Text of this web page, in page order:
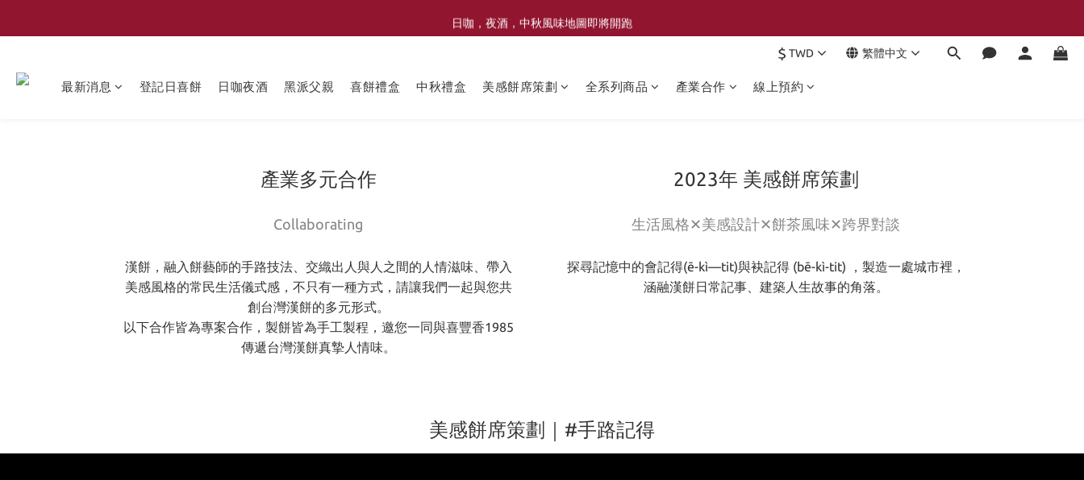
喜豐香1985 × 薑薑小姐花藝工作室｜登記日系列 手捧花｜5月–7月限定
日咖，夜酒，中秋風味地圖即將開跑
$ TWD 繁體中文
最新消息 登記日喜餅 日咖夜酒 黑派父親 喜餅禮盒 中秋禮盒 美感餅席策劃 全系列商品 產業合作 線上預約
產業多元合作
Collaborating
漢餅，融入餅藝師的手路技法、交織出人與人之間的人情滋味、帶入
美感風格的常民生活儀式感，不只有一種方式，請讓我們一起與您共
創台灣漢餅的多元形式。
以下合作皆為專案合作，製餅皆為手工製程，邀您一同與喜豐香1985
傳遞台灣漢餅真摯人情味。
2023年 美感餅席策劃
生活風格✕美感設計✕餅茶風味✕跨界對談
探尋記憶中的會記得(ē-kì—tit)與袂記得 (bē-kì-tit) ，製造一處城市裡，
涵融漢餅日常記事、建築人生故事的角落。
美感餅席策劃｜#手路記得